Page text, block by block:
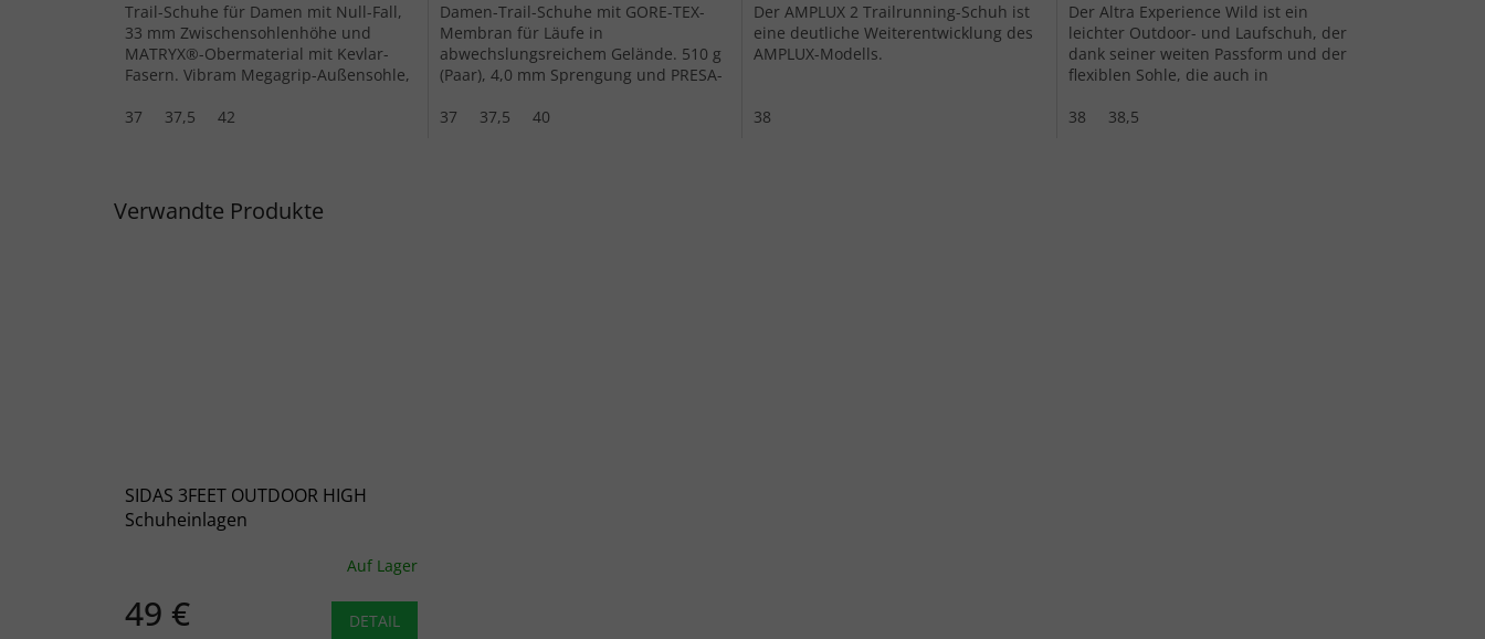
Verwandte Produkte
SIDAS 3FEET OUTDOOR HIGH
Schuheinlagen
Auf Lager
49 € DETAIL
Trail-Schuhe für Damen mit Null-Fall,
33 mm Zwischensohlenhöhe und
MATRYX®-Obermaterial mit Kevlar-
Fasern. Vibram Megagrip-Außensohle,
37
37,5 42
Damen-Trail-Schuhe mit GORE-TEX-
Membran für Läufe in
abwechslungsreichem Gelände. 510 g
(Paar), 4,0 mm Sprengung und PRESA-
37
37,5 40
Der AMPLUX 2 Trailrunning-Schuh ist
eine deutliche Weiterentwicklung des
AMPLUX-Modells.
38
Der Altra Experience Wild ist ein
leichter Outdoor- und Laufschuh, der
dank seiner weiten Passform und der
flexiblen Sohle, die auch in
Stabilität...
38 38,5